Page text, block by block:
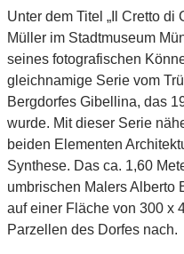
Unter dem Titel „Il Cretto di
Müller im Stadtmuseum
seines fotografischen
gleichnamige Serie vom
Bergdorfes Gibellina, das
wurde. Mit dieser Serie
beiden Elementen
Synthese. Das ca. 1,60
umbrischen Malers Alberto
auf einer Fläche von 300 x
Parzellen des Dorfes nach.